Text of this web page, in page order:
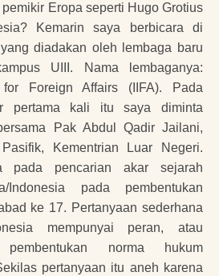
Eropa seperti Hugo Grotius
Kemarin saya berbicara di
diadakan oleh lembaga baru
UIII. Nama lembaganya:
for Foreign Affairs (IIFA). Pada
pertama kali itu saya diminta
Pak Abdul Qadir Jailani,
Kementrian Luar Negeri.
pada pencarian akar sejarah
Indonesia pada pembentukan
ke 17. Pertanyaan sederhana
mempunyai peran, atau
norma hukum
pertanyaan itu aneh karena